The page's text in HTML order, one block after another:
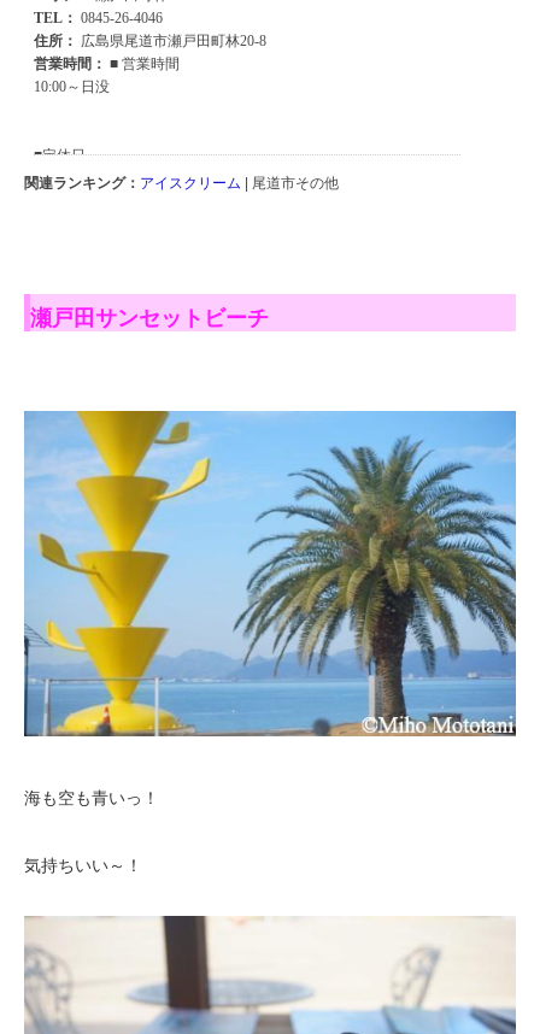
関連ランキング： アイスクリーム | 尾道市その他
瀬戸田サンセットビーチ
海も空も青いっ！
気持ちいい～！